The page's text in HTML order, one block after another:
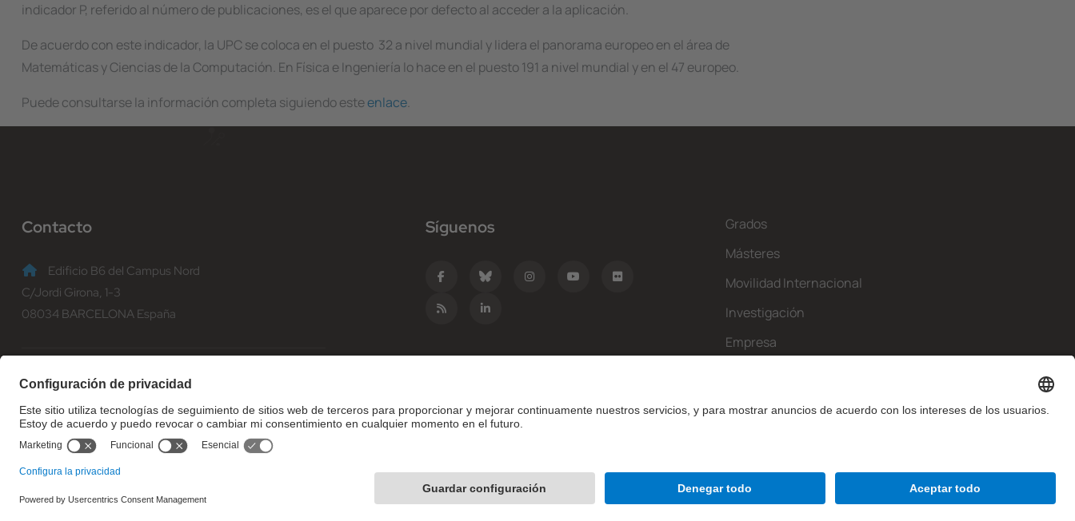
indicador P, referido al número de publicaciones, es el que aparece por defecto al acceder a la aplicación.
De acuerdo con este indicador, la UPC se coloca en el puesto 32 a nivel mundial y lidera el panorama europeo en el área de
Matemáticas y Ciencias de la Computación. En Física e Ingeniería lo hace en el puesto 191 a nivel mundial y en el 47 europeo.
Puede consultarse la información completa siguiendo esteenlace.
Contacto
Edificio B6 del Campus Nord
C/Jordi Girona, 1-3
08034 BARCELONA España
informacio@fib.upc.edu
Síguenos
Grados
Másteres
Movilidad Internacional
Investigación
Empresa
© Facultat d'Informàtica de Barcelona - Universitat Politècnica de Catalunya - BarcelonaTech Configuración de privadesa